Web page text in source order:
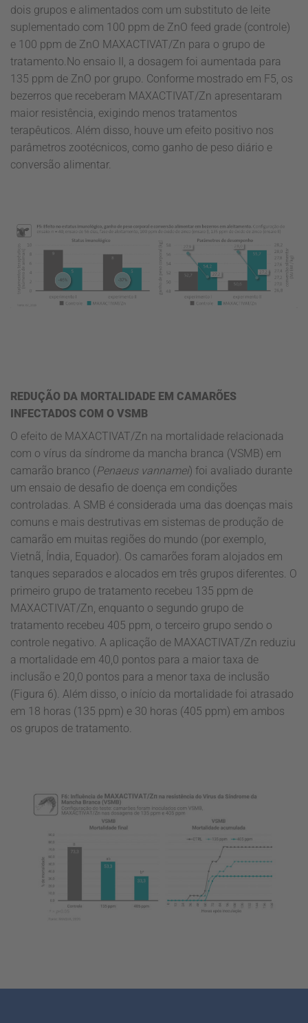
dois grupos e alimentados com um substituto de leite
suplementado com 100 ppm de ZnO feed grade (controle)
e 100 ppm de ZnO MAXACTIVAT/Zn para o grupo de
tratamento.No ensaio II, a dosagem foi aumentada para
135 ppm de ZnO por grupo. Conforme mostrado em F5, os
bezerros que receberam MAXACTIVAT/Zn apresentaram
maior resistência, exigindo menos tratamentos
terapêuticos. Além disso, houve um efeito positivo nos
parâmetros zootécnicos, como ganho de peso diário e
conversão alimentar.
REDUÇÃO DA MORTALIDADE EM CAMARÕES
INFECTADOS COM O VSMB
O efeito de MAXACTIVAT/Zn na mortalidade relacionada
com o vírus da síndrome da mancha branca (VSMB) em
camarão branco (Penaeus vannamei) foi avaliado durante
um ensaio de desafio de doença em condições
controladas. A SMB é considerada uma das doenças mais
comuns e mais destrutivas em sistemas de produção de
camarão em muitas regiões do mundo (por exemplo,
Vietnã, Índia, Equador). Os camarões foram alojados em
tanques separados e alocados em três grupos diferentes. O
primeiro grupo de tratamento recebeu 135 ppm de
MAXACTIVAT/Zn, enquanto o segundo grupo de
tratamento recebeu 405 ppm, o terceiro grupo sendo o
controle negativo. A aplicação de MAXACTIVAT/Zn reduziu
a mortalidade em 40,0 pontos para a maior taxa de
inclusão e 20,0 pontos para a menor taxa de inclusão
(Figura 6). Além disso, o início da mortalidade foi atrasado
em 18 horas (135 ppm) e 30 horas (405 ppm) em ambos
os grupos de tratamento.